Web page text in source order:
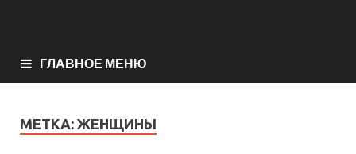
ГЛАВНОЕ МЕНЮ
МЕТКА: ЖЕНЩИНЫ